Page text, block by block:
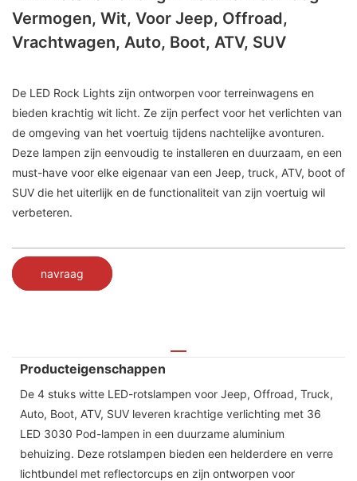
Vermogen, Wit, Voor Jeep, Offroad,
Vrachtwagen, Auto, Boot, ATV, SUV
De LED Rock Lights zijn ontworpen voor terreinwagens en
bieden krachtig wit licht. Ze zijn perfect voor het verlichten van
de omgeving van het voertuig tijdens nachtelijke avonturen.
Deze lampen zijn eenvoudig te installeren en duurzaam, en een
must-have voor elke eigenaar van een Jeep, truck, ATV, boot of
SUV die het uiterlijk en de functionaliteit van zijn voertuig wil
verbeteren.
navraag
Producteigenschappen
De 4 stuks witte LED-rotslampen voor Jeep, Offroad, Truck,
Auto, Boot, ATV, SUV leveren krachtige verlichting met 36
LED 3030 Pod-lampen in een duurzame aluminium
behuizing. Deze rotslampen bieden een helderdere en verre
lichtbundel met reflectorcups en zijn ontworpen voor